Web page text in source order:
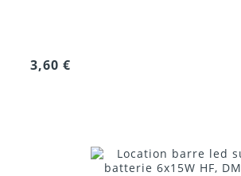
3,60 €